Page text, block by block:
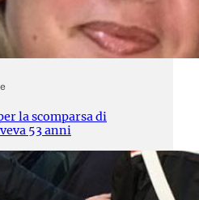
la scomparsa di
53 anni